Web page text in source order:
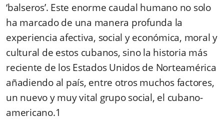
‘balseros’. Este enorme caudal humano no solo
ha marcado de una manera profunda la
experiencia afectiva, social y económica, moral y
cultural de estos cubanos, sino la historia más
reciente de los Estados Unidos de Norteamérica
añadiendo al país, entre otros muchos factores,
un nuevo y muy vital grupo social, el cubano-
americano.1